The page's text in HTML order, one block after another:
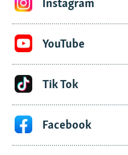
Instagram
YouTube
Tik Tok
Facebook